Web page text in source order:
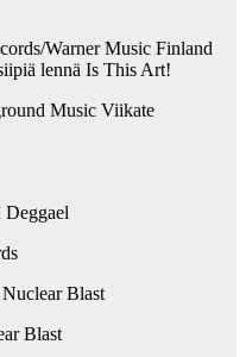
Warner Music Finland
lennä Is This Art!
Music Viikate
Blast
Blast